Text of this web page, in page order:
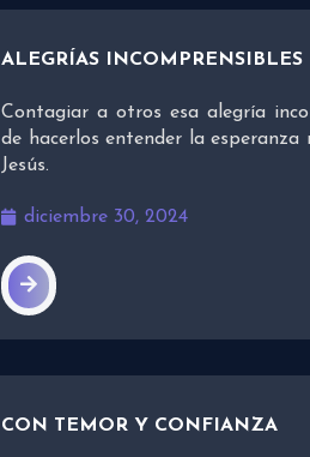
ALEGRÍAS INCOMPRENSIBLES
Contagiar a otros esa alegría
de hacerlos entender la
Jesús.
diciembre 30, 2024
CON TEMOR Y CONFIANZA